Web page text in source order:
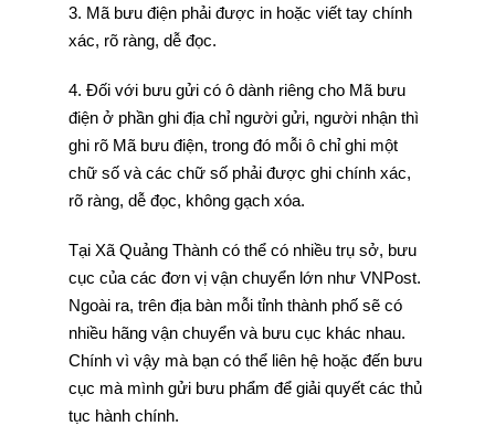
3. Mã bưu điện phải được in hoặc viết tay chính
xác, rõ ràng, dễ đọc.
4. Đối với bưu gửi có ô dành riêng cho Mã bưu
điện ở phần ghi địa chỉ người gửi, người nhận thì
ghi rõ Mã bưu điện, trong đó mỗi ô chỉ ghi một
chữ số và các chữ số phải được ghi chính xác,
rõ ràng, dễ đọc, không gạch xóa.
Tại Xã Quảng Thành có thể có nhiều trụ sở, bưu
cục của các đơn vị vận chuyển lớn như VNPost.
Ngoài ra, trên địa bàn mỗi tỉnh thành phố sẽ có
nhiều hãng vận chuyển và bưu cục khác nhau.
Chính vì vậy mà bạn có thể liên hệ hoặc đến bưu
cục mà mình gửi bưu phẩm để giải quyết các thủ
tục hành chính.